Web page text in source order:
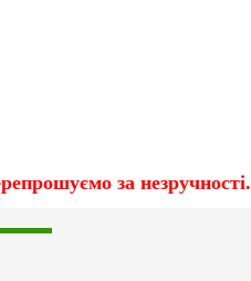
за незручності.